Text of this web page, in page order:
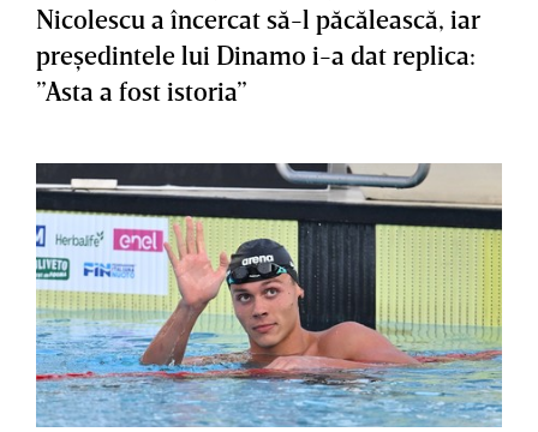
Nicolescu a încercat să-l păcălească, iar
preşedintele lui Dinamo i-a dat replica:
”Asta a fost istoria”